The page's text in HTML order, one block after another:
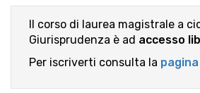
Il corso di laurea magistrale a
Giurisprudenza è ad accesso
Per iscriverti consulta la